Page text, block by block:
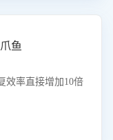
鱼
效率直接增加10倍